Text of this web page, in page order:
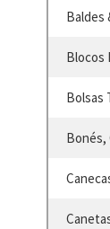
Baldes
Blocos
Bolsas
Bonés,